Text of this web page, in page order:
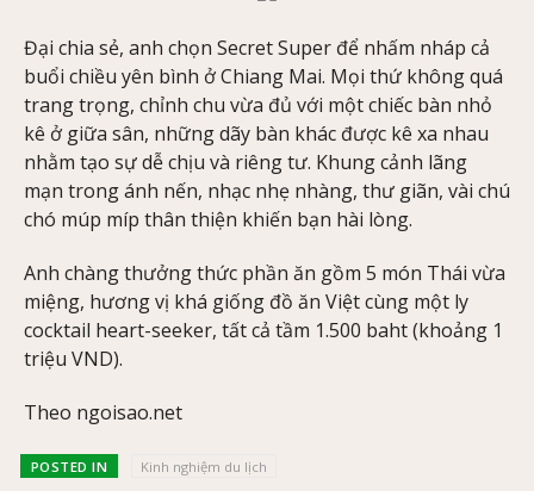
Đại chia sẻ, anh chọn Secret Super để nhấm nháp cả
buổi chiều yên bình ở Chiang Mai. Mọi thứ không quá
trang trọng, chỉnh chu vừa đủ với một chiếc bàn nhỏ
kê ở giữa sân, những dãy bàn khác được kê xa nhau
nhằm tạo sự dễ chịu và riêng tư. Khung cảnh lãng
mạn trong ánh nến, nhạc nhẹ nhàng, thư giãn, vài chú
chó múp míp thân thiện khiến bạn hài lòng.
Anh chàng thưởng thức phần ăn gồm 5 món Thái vừa
miệng, hương vị khá giống đồ ăn Việt cùng một ly
cocktail heart-seeker, tất cả tầm 1.500 baht (khoảng 1
triệu VND).
Theo ngoisao.net
POSTED IN Kinh nghiệm du lịch